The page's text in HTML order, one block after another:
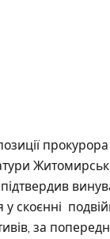
у скоєнні
за